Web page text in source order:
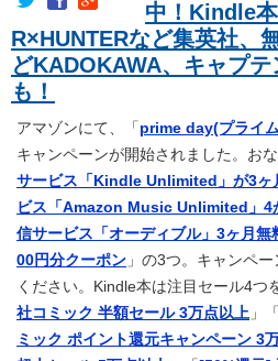
中！Kindle
R×HUNTERなど集英社、
どKADOKAWA、キャプ
も！
アマゾンにて、「 prime day(プライ
キャンペーンが開始されました。おな
サービス「Kindle Unlimited」が3ヶ
ビス「Amazon Music Unlimited」4
信サービス「オーディブル」3ヶ月
00円分クーポン 」の3つ。キャンペ
ください。Kindle本は注目セール4つ
社コミック 半額セール 3万点以上 」「
ミック ポイント還元キャンペーン 3